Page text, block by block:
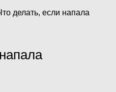
делать, если напала